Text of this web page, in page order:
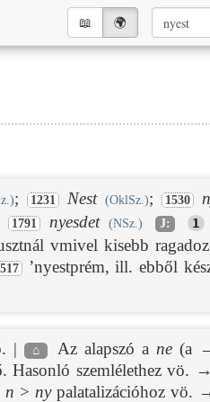
📖︎ 🌍︎
; 1231 Nest (OklSz.); 1530
1791 nyesdet (NSz.) J: 1
vmivel kisebb
’nyestprém, ill. ebből
| ⌂ Az alapszó a ne (a
Hasonló szemlélethez vö. →
n > nypalatalizációhoz vö.